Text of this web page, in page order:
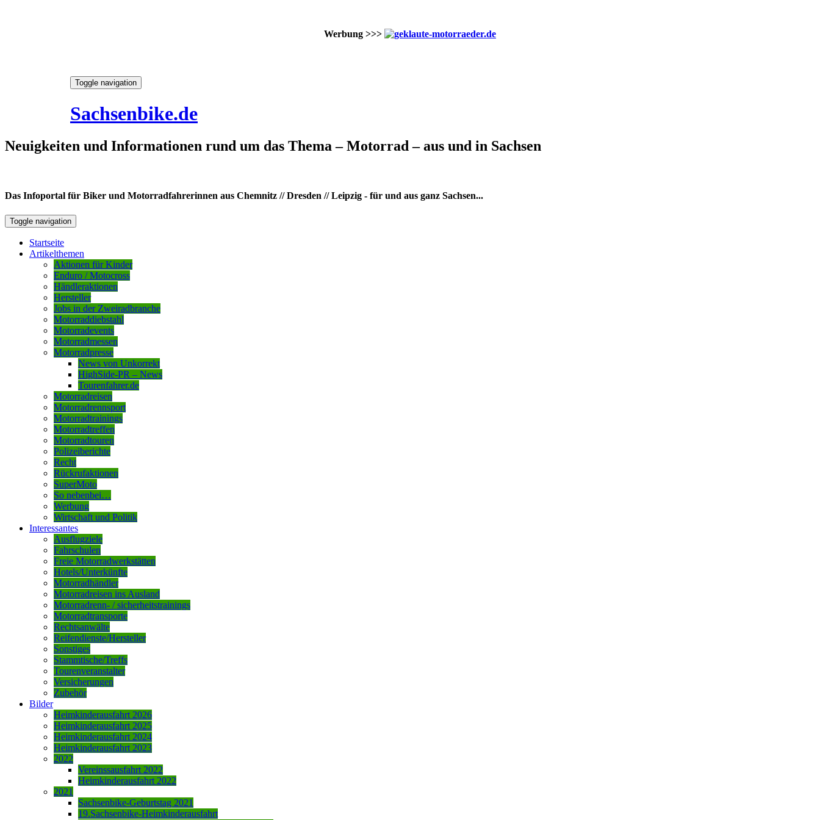
Werbung >>>
Toggle navigation
Sachsenbike.de
Neuigkeiten und Informationen rund um das Thema – Motorrad – aus und in Sachsen
Das Infoportal für Biker und Motorradfahrerinnen aus Chemnitz // Dresden // Leipzig - für und aus ganz Sachsen...
Toggle navigation
Startseite
Artikelthemen
Aktionen für Kinder
Enduro / Motocross
Händleraktionen
Hersteller
Jobs in der Zweiradbranche
Motorraddiebstahl
Motorradevents
Motorradmessen
Motorradpresse
News von Unkorrekt
HighSide-PR – News
Tourenfahrer.de
Motorradreisen
Motorradrennsport
Motorradtrainings
Motorradtreffen
Motorradtouren
Polizeiberichte
Recht
Rückrufaktionen
SuperMoto
So nebenbei…
Werbung
Wirtschaft und Politik
Interessantes
Ausflugziele
Fahrschulen
Freie Motorradwerkstätten
Hotels/Unterkünfte
Motorradhändler
Motorradreisen ins Ausland
Motorradrenn- / sicherheitstrainings
Motorradtransporte
Rechtsanwälte
Reifendienste/Hersteller
Sonstiges
Stammtische/Treffs
Tourenveranstalter
Versicherungen
Zubehör
Bilder
Heimkinderausfahrt 2026
Heimkinderausfahrt 2025
Heimkinderausfahrt 2024
Heimkinderausfahrt 2023
2022
Vereinssausfahrt 2022
Heimkinderausfahrt 2022
2021
Sachsenbike-Geburtstag 2021
19.Sachsenbike-Heimkinderausfahrt